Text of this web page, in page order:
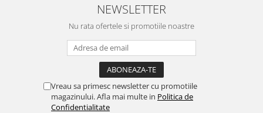
NEWSLETTER
Nu rata ofertele si promotiile noastre
Vreau sa primesc newsletter cu promotiile
magazinului. Afla mai multe in Politica de
Confidentialitate